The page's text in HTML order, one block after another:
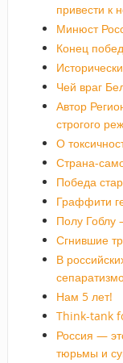
привести к
Минюст
Конец
Чей враг
Автор
строгого
О
Страна-
Победа
Граффити
Полу Гоблу
Сгнившие
В
Нам 5 лет!
Think-tank
Россия —
тюрьмы и